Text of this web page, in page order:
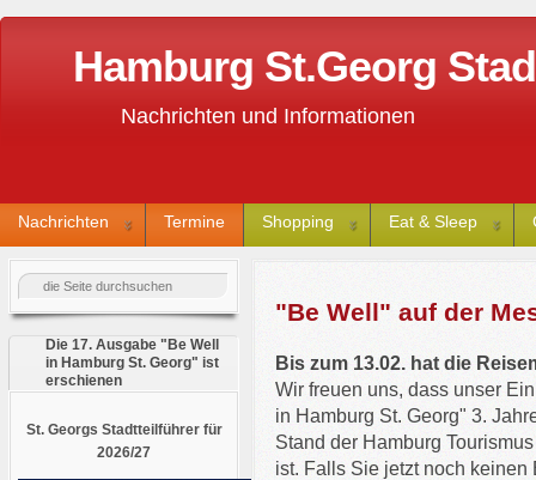
Hamburg St.Georg
Nachrichten und Informationen
Nachrichten Termine Shopping Eat & Sleep
Die 17. Ausgabe "Be Well
in Hamburg St. Georg" ist
erschienen
St. Georgs Stadtteilführer für
2026/27
"Be Well" auf der
Bis zum 13.02. hat die
Wir freuen uns, dass unser
in Hamburg St. Georg" 3.
Stand der Hamburg
ist. Falls Sie jetzt noch keinen